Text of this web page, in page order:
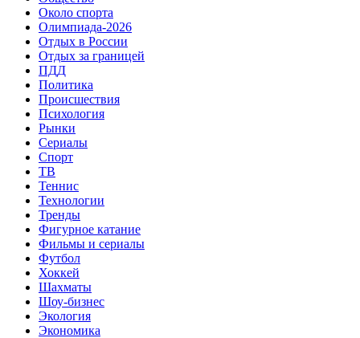
Около спорта
Олимпиада-2026
Отдых в России
Отдых за границей
ПДД
Политика
Происшествия
Психология
Рынки
Сериалы
Спорт
ТВ
Теннис
Технологии
Тренды
Фигурное катание
Фильмы и сериалы
Футбол
Хоккей
Шахматы
Шоу-бизнес
Экология
Экономика